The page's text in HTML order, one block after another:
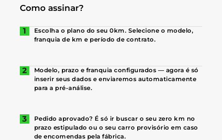
Como assinar?
Escolha o plano do seu 0km. Selecione o modelo,
franquia de km e período de contrato.
Modelo, prazo e franquia configurados — agora é só
inserir seus dados e enviaremos automaticamente
para a pré-análise.
Pedido aprovado? É só ir buscar o seu zero km no
prazo estipulado ou o seu carro provisório em caso
de encomendas pela fábrica.